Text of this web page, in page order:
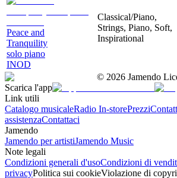
Peace and
Tranquility
solo piano
INOD
Classical/Piano,
Strings, Piano, Soft,
Inspirational
© 2026 Jamendo
Scarica l'app
Link utili
Catalogo musicaleRadio In-storePrezzi
assistenzaContattaci
Jamendo
Jamendo per artistiJamendo Music
Note legali
Condizioni generali d'usoCondizioni di
privacyPolitica sui cookieViolazione di